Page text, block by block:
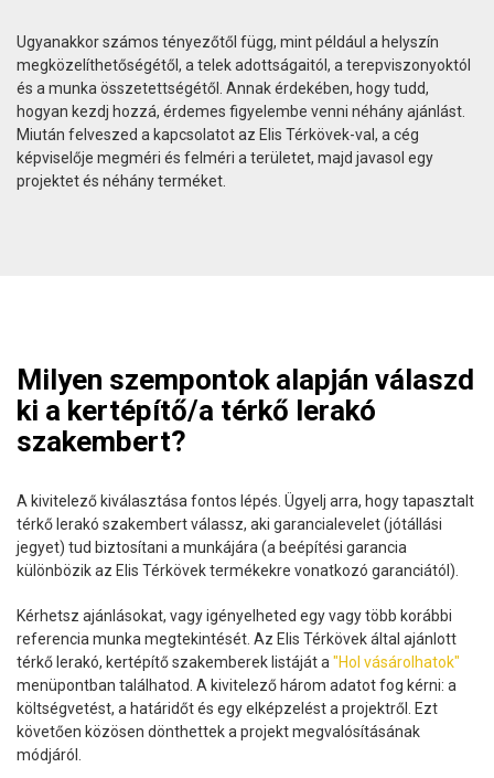
Ugyanakkor számos tényezőtől függ, mint például a helyszín
megközelíthetőségétől, a telek adottságaitól, a terepviszonyoktól
és a munka összetettségétől. Annak érdekében, hogy tudd,
hogyan kezdj hozzá, érdemes figyelembe venni néhány ajánlást.
Miután felveszed a kapcsolatot az Elis Térkövek-val, a cég
képviselője megméri és felméri a területet, majd javasol egy
projektet és néhány terméket.
Milyen szempontok alapján válaszd
ki a kertépítő/a térkő lerakó
szakembert?
A kivitelező kiválasztása fontos lépés. Ügyelj arra, hogy tapasztalt
térkő lerakó szakembert válassz, aki garancialevelet (jótállási
jegyet) tud biztosítani a munkájára (a beépítési garancia
különbözik az Elis Térkövek termékekre vonatkozó garanciától).
Kérhetsz ajánlásokat, vagy igényelheted egy vagy több korábbi
referencia munka megtekintését. Az Elis Térkövek által ajánlott
térkő lerakó, kertépítő szakemberek listáját a "Hol vásárolhatok"
menüpontban találhatod. A kivitelező három adatot fog kérni: a
költségvetést, a határidőt és egy elképzelést a projektről. Ezt
követően közösen dönthettek a projekt megvalósításának
módjáról.